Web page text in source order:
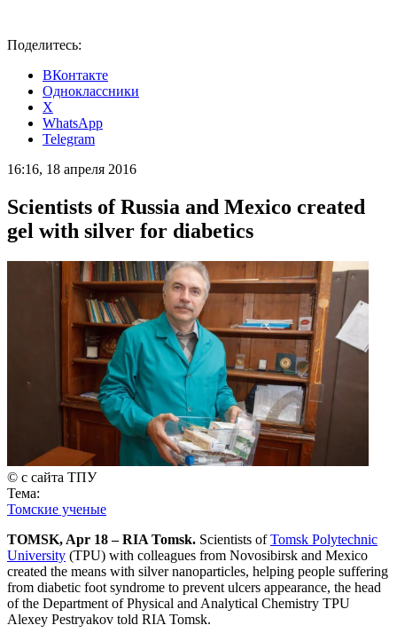
Поделитесь:
ВКонтакте
Одноклассники
X
WhatsApp
Telegram
16:16, 18 апреля 2016
Scientists of Russia and Mexico created
gel with silver for diabetics
© с сайта ТПУ
Тема:
Томские ученые
TOMSK, Apr 18 – RIA Tomsk. Scientists ofTomsk Polytechnic
University (TPU) with colleagues from Novosibirsk and Mexico
created the means with silver nanoparticles, helping people suffering
from diabetic foot syndrome to prevent ulcers appearance, the head
of the Department of Physical and Analytical Chemistry TPU
Alexey Pestryakov told RIA Tomsk.